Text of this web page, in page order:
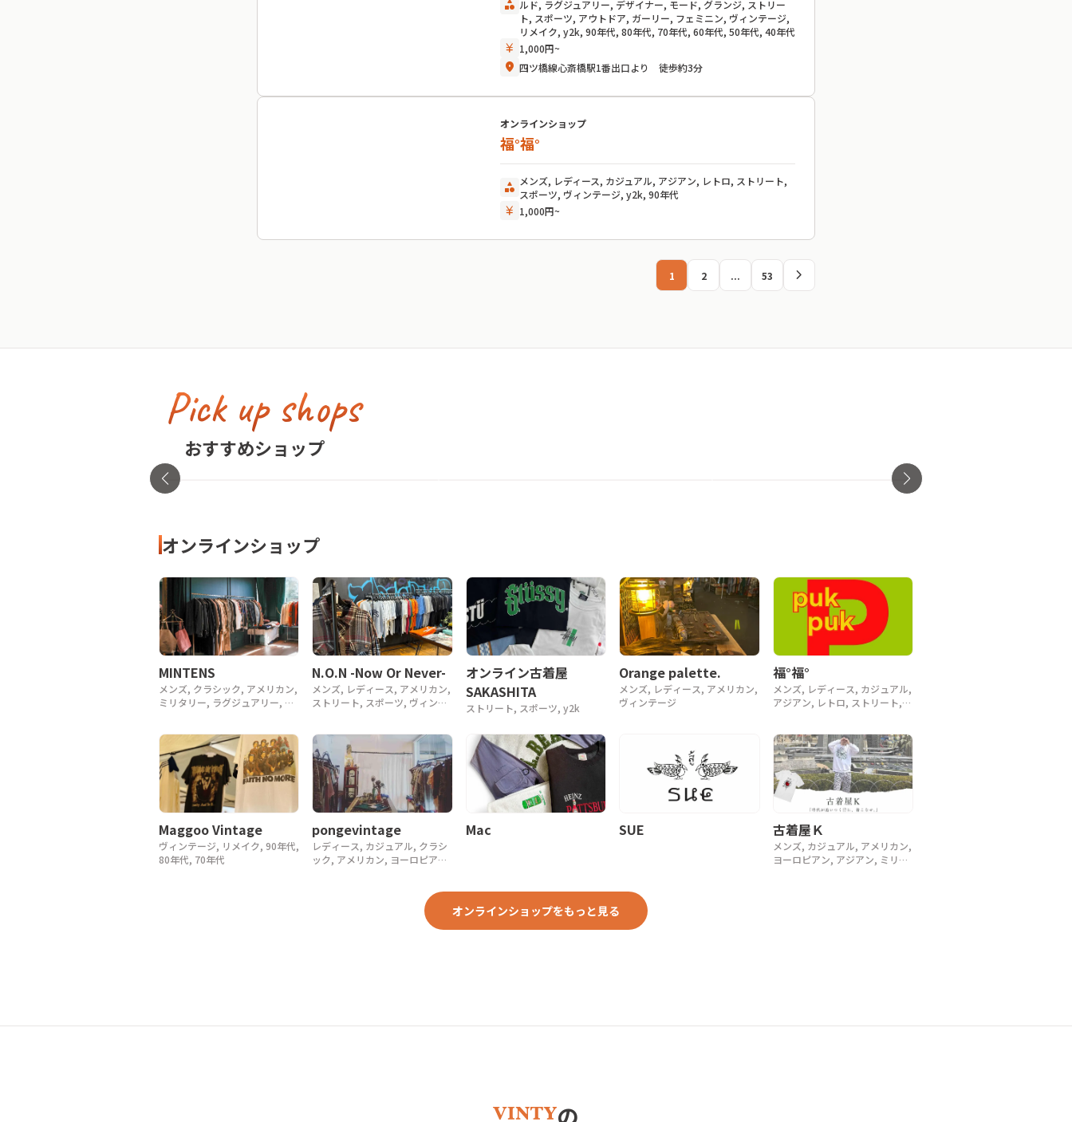
category ルド, ラグジュアリー, デザイナー, モード, グランジ, ストリー
ト, スポーツ, アウトドア, ガーリー, フェミニン, ヴィンテージ,
リメイク, y2k, 90年代, 80年代, 70年代, 60年代, 50年代, 40年代
currency_yen 1,000円~
location_on 四ツ橋線心斎橋駅1番出口より 徒歩約3分
オンラインショップ
福°福°
category メンズ, レディース, カジュアル, アジアン, レトロ, ストリート,
スポーツ, ヴィンテージ, y2k, 90年代
currency_yen 1,000円~
1 2 ... 53 chevron_right
Pick up shops
おすすめショップ
古着屋no pain no gain(ノーペインノーゲ
イン)
東京都・渋谷区
オンラインショップ
MINTENS
メンズ, クラシック, アメリカン,
ミリタリー, ラグジュアリー, デ
60年代, 50年代, 40年代
N.O.N -Now Or Never-
メンズ, レディース, アメリカン,
ストリート, スポーツ, ヴィンテ
オンライン古着屋
SAKASHITA
ストリート, スポーツ, y2k
Orange palette.
メンズ, レディース, アメリカン,
ヴィンテージ
福°福°
メンズ, レディース, カジュアル,
アジアン, レトロ, ストリート,
Maggoo Vintage
ヴィンテージ, リメイク, 90年代,
80年代, 70年代
pongevintage
レディース, カジュアル, クラシ
ック, アメリカン, ヨーロピアン,
Mac SUE 古着屋Ｋ
メンズ, カジュアル, アメリカン,
ヨーロピアン, アジアン, ミリタ
オンラインショップをもっと見る
の